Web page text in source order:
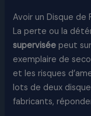
Avoir un Disque de
La perte ou la
supervisée peut
exemplaire de
et les risques
lots de deux
fabricants,